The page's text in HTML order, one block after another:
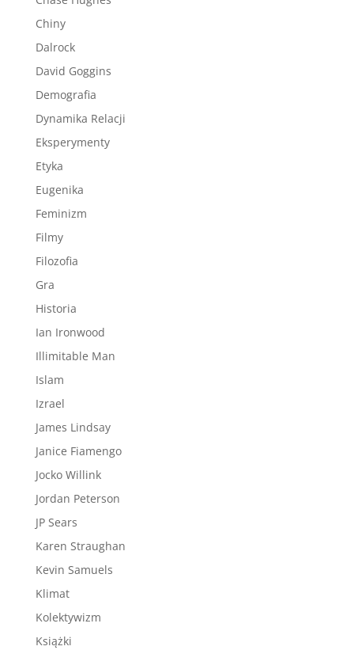
Chiny
Dalrock
David Goggins
Demografia
Dynamika Relacji
Eksperymenty
Etyka
Eugenika
Feminizm
Filmy
Filozofia
Gra
Historia
Ian Ironwood
Illimitable Man
Islam
Izrael
James Lindsay
Janice Fiamengo
Jocko Willink
Jordan Peterson
JP Sears
Karen Straughan
Kevin Samuels
Klimat
Kolektywizm
Książki